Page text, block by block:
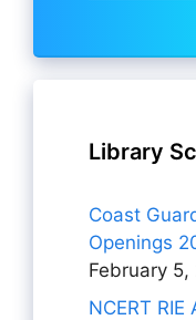
Library
Coast
Openings
February 5,
NCERT